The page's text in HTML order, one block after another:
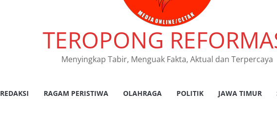
resmi menggelar program
pemutihan dan pembebasan pajak
daerah di seluruh kantor Samsat
TEROPONG
Menyingkap Tabir, Menguak Fakta, Aktual dan Terpercaya
REDAKSI RAGAM PERISTIWA OLAHRAGA POLITIK JAWA TIMUR